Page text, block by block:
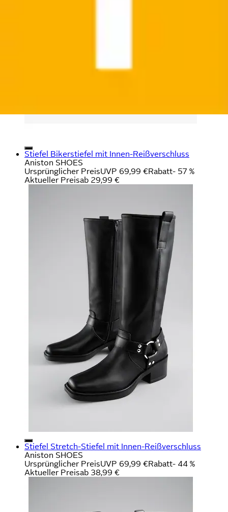
Stiefel Bikerstiefel mit Innen-Reißverschluss
Aniston SHOES
Ursprünglicher PreisUVP 69,99 €Rabatt- 57 %
Aktueller Preisab 29,99 €
Stiefel Stretch-Stiefel mit Innen-Reißverschluss
Aniston SHOES
Ursprünglicher PreisUVP 69,99 €Rabatt- 44 %
Aktueller Preisab 38,99 €